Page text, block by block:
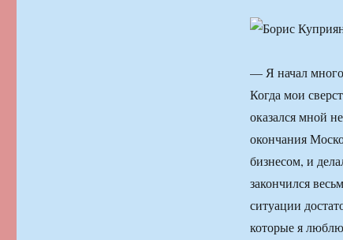
— Я начал много
Когда мои
оказался мной
окончания
бизнесом, и
закончился
ситуации
которые я